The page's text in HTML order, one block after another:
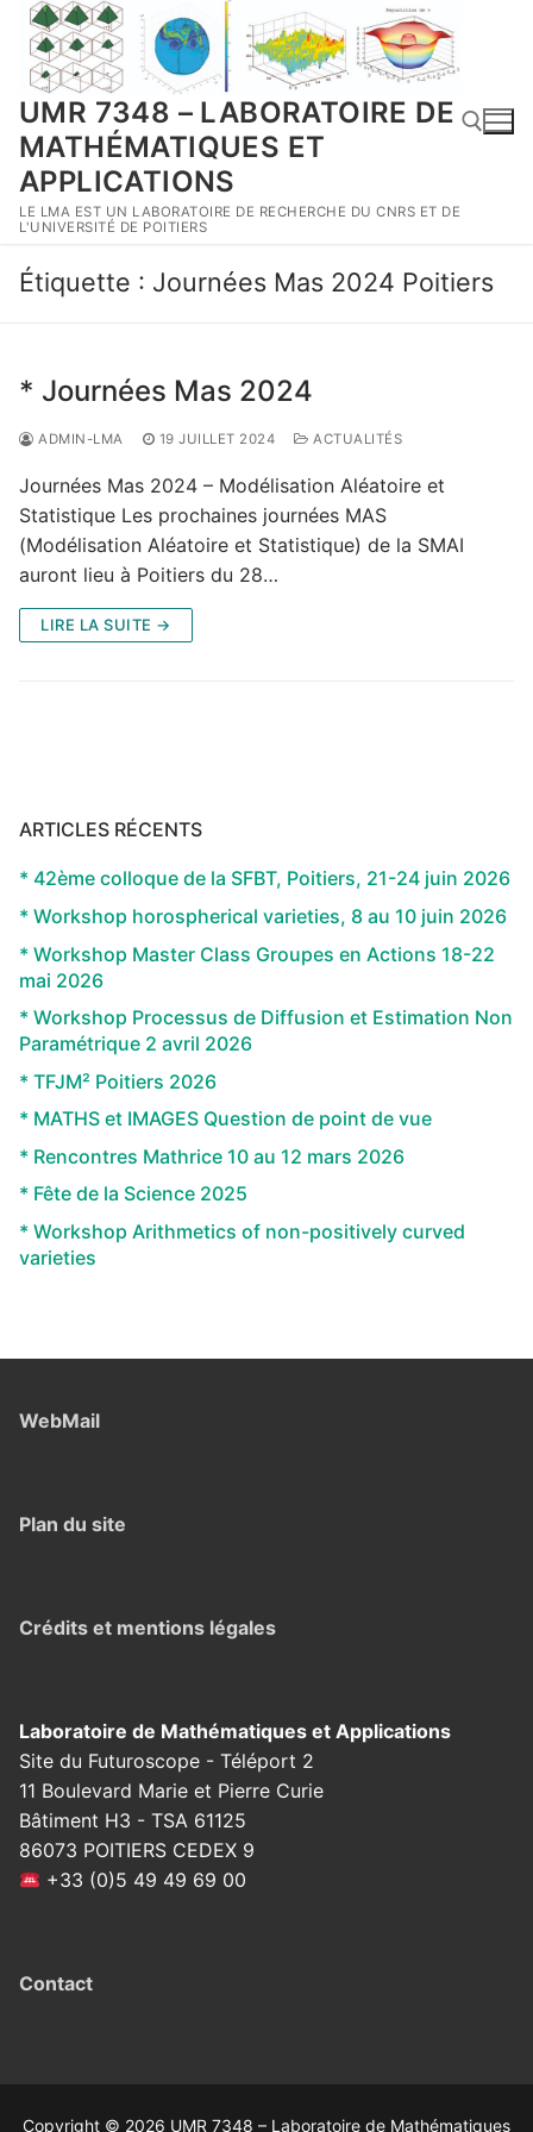
Aller
contenu
UMR 7348 – LABORATOIRE DE
MATHÉMATIQUES ET
APPLICATIONS
LE LMA EST UN LABORATOIRE DE RECHERCHE DU CNRS ET DE
L'UNIVERSITÉ DE POITIERS
Rechercher :
Étiquette : Journées Mas 2024 Poitiers
* Journées Mas 2024
ADMIN-LMA 19 JUILLET 2024 ACTUALITÉS
Journées Mas 2024 – Modélisation Aléatoire et
Statistique Les prochaines journées MAS
(Modélisation Aléatoire et Statistique) de la SMAI
auront lieu à Poitiers du 28…
LIRE LA SUITE →
ARTICLES RÉCENTS
* 42ème colloque de la SFBT, Poitiers, 21-24 juin 2026
* Workshop horospherical varieties, 8 au 10 juin 2026
* Workshop Master Class Groupes en Actions 18-22
mai 2026
* Workshop Processus de Diffusion et Estimation Non
Paramétrique 2 avril 2026
* TFJM² Poitiers 2026
* MATHS et IMAGES Question de point de vue
* Rencontres Mathrice 10 au 12 mars 2026
* Fête de la Science 2025
* Workshop Arithmetics of non-positively curved
varieties
WebMail
Plan du site
Crédits et mentions légales
Laboratoire de Mathématiques et Applications
Site du Futuroscope - Téléport 2
11 Boulevard Marie et Pierre Curie
Bâtiment H3 - TSA 61125
86073 POITIERS CEDEX 9
+33 (0)5 49 49 69 00
Contact
Copyright © 2026 UMR 7348 – Laboratoire de Mathématiques